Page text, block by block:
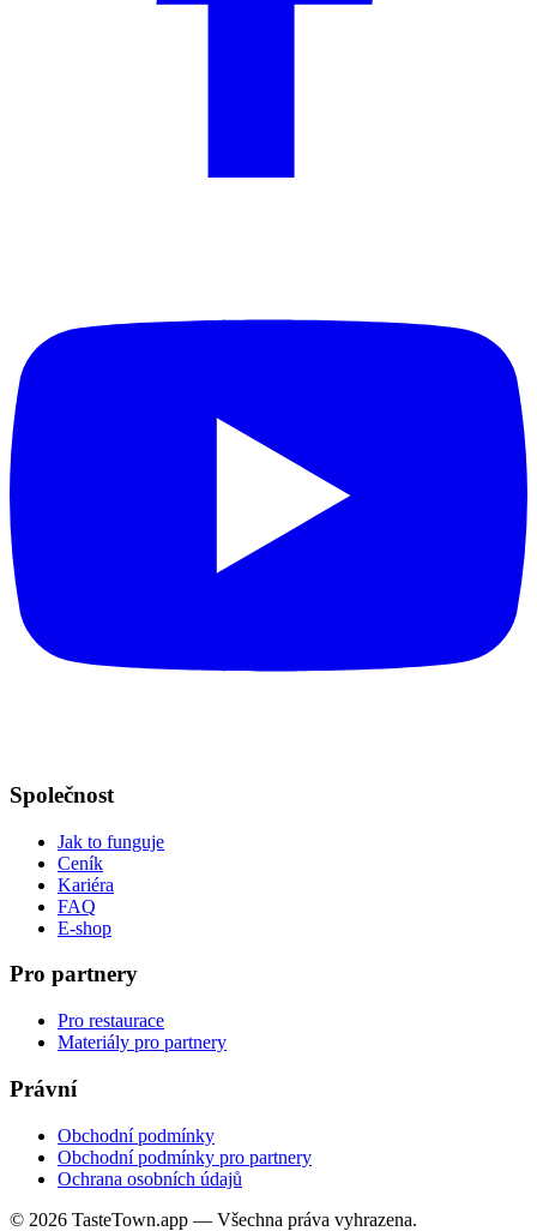
Společnost
Jak to funguje
Ceník
Kariéra
FAQ
E-shop
Pro partnery
Pro restaurace
Materiály pro partnery
Právní
Obchodní podmínky
Obchodní podmínky pro partnery
Ochrana osobních údajů
© 2026 TasteTown.app — Všechna práva vyhrazena.